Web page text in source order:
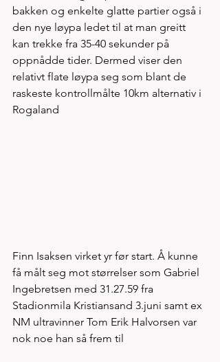
bakken og enkelte glatte partier også i
den nye løypa ledet til at man greitt
kan trekke fra 35-40 sekunder på
oppnådde tider. Dermed viser den
relativt flate løypa seg som blant de
raskeste kontrollmålte 10km alternativ i
Rogaland
Finn Isaksen virket yr før start. Å kunne
få målt seg mot størrelser som Gabriel
Ingebretsen med 31.27.59 fra
Stadionmila Kristiansand 3.juni samt ex
NM ultravinner Tom Erik Halvorsen var
nok noe han så frem til